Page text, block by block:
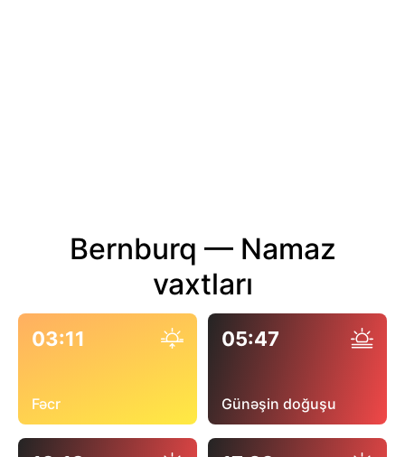
Bernburq — Namaz
vaxtları
03:11
Fəcr
05:47
Günəşin doğuşu